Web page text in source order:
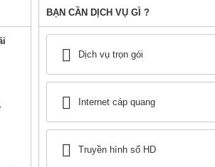
BẠN CẦN DỊCH VỤ GÌ ?
Dịch vụ trọn gói
Internet cáp quang
Truyền hình số HD